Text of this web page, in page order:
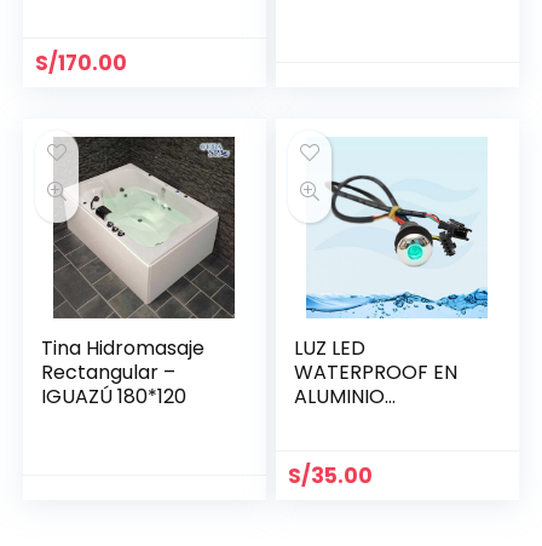
S/170.00
Tina Hidromasaje
Rectangular –
IGUAZÚ 180*120
LUZ LED
WATERPROOF EN
ALUMINIO
S/35.00